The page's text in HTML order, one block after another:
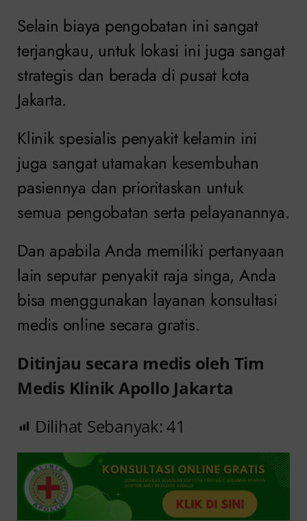
Selain biaya pengobatan ini sangat
terjangkau, untuk lokasi ini juga sangat
strategis dan berada di pusat kota
Jakarta.
Klinik spesialis penyakit kelamin ini
juga sangat utamakan kesembuhan
pasiennya dan prioritaskan untuk
semua pengobatan serta pelayanannya.
Dan apabila Anda memiliki pertanyaan
lain seputar penyakit raja singa, Anda
bisa menggunakan layanan konsultasi
medis online secara gratis.
Ditinjau secara medis oleh Tim
Medis Klinik Apollo Jakarta
Dilihat Sebanyak:41